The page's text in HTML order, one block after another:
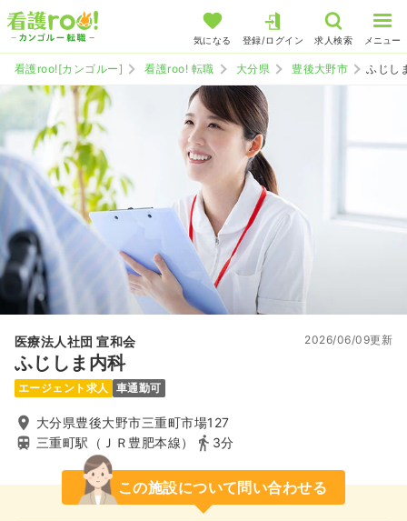
気になる 登録/ログイン 求人検索 メニュー
看護roo![カンゴルー] 看護roo! 転職 大分県 豊後大野市 ふじし
医療法人社団 宣和会
ふじしま内科
2026/06/09更新
エージェント求人 車通勤可
大分県豊後大野市三重町市場127
三重町駅（ＪＲ豊肥本線）
3分
この施設について問い合わせる